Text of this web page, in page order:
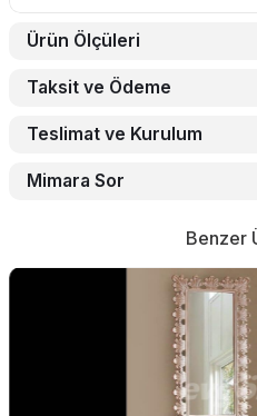
Ürün Ölçüleri
Taksit ve Ödeme
Teslimat ve Kurulum
Mimara Sor
Benzer